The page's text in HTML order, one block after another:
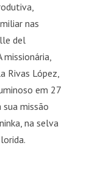
nas
del
missionária,
Rivas López,
em 27
missão
na selva